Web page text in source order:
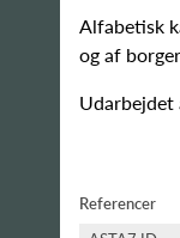
Alfabetisk
og af
Udarbejdet
Referencer